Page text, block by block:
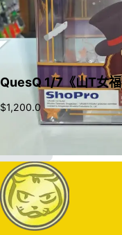
QuesQ 1/7《山T女
$1,200.0